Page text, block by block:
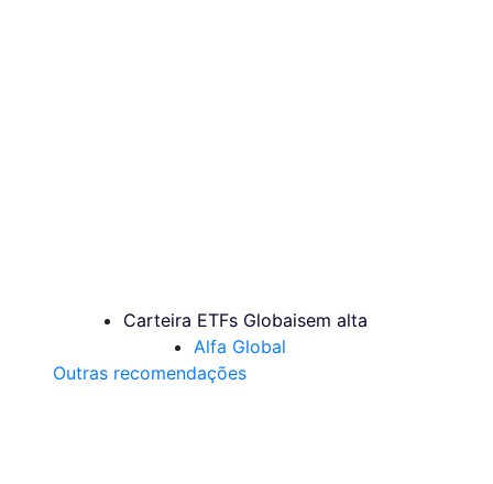
Carteira ETFs Globaisem alta
Alfa Global
Outras recomendações